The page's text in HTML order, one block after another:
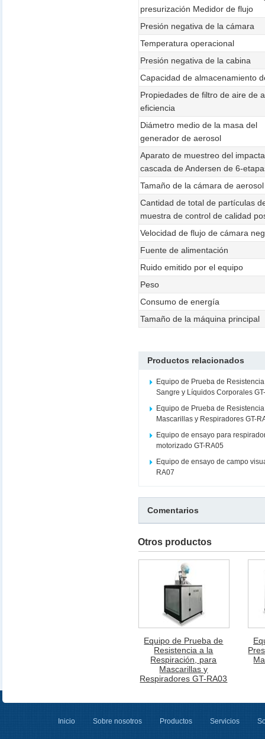
presurización Medidor de flujo
Presión negativa de la cámara
Temperatura operacional
Presión negativa de la cabina
Capacidad de almacenamiento
Propiedades de filtro de aire de
eficiencia
Diámetro medio de la masa del
generador de aerosol
Aparato de muestreo del
cascada de Andersen de 6-
Tamaño de la cámara de aerosol
Cantidad de total de partículas
muestra de control de calidad
Velocidad de flujo de cámara
Fuente de alimentación
Ruido emitido por el equipo
Peso
Consumo de energía
Tamaño de la máquina principal
Productos relacionados
Equipo de Prueba de
Sangre y Líquidos Corporales
Equipo de Prueba de
Mascarillas y Respiradores GT-
Equipo de ensayo para
motorizado GT-RA05
Equipo de ensayo de campo
RA07
Comentarios
Otros productos
Equipo de Prueba de
Resistencia a la
Respiración, para
Mascarillas y
Respiradores GT-RA03
Inicio Sobre nosotros Productos Servicios